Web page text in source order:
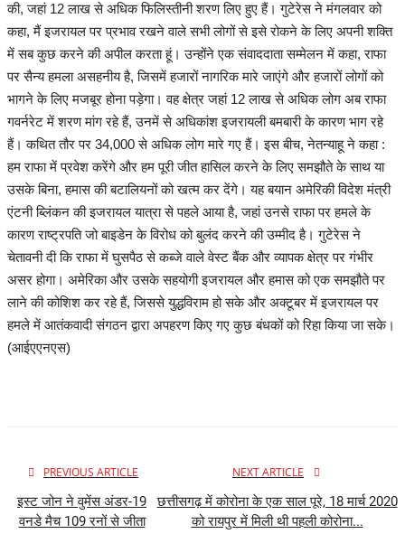
लाइफ स्टाइल
व्यापार
शिक्षा एवं रोजगार
धर्म एवं ज्योतिष
की, जहां 12 लाख से अधिक फिलिस्तीनी शरण लिए हुए हैं। गुटेरेस ने मंगलवार को
कहा, मैं इजरायल पर प्रभाव रखने वाले सभी लोगों से इसे रोकने के लिए अपनी शक्ति
में सब कुछ करने की अपील करता हूं। उन्होंने एक संवाददाता सम्मेलन में कहा, राफा
पर सैन्य हमला असहनीय है, जिसमें हजारों नागरिक मारे जाएंगे और हजारों लोगों को
भागने के लिए मजबूर होना पड़ेगा। वह क्षेत्र जहां 12 लाख से अधिक लोग अब राफा
गवर्नरेट में शरण मांग रहे हैं, उनमें से अधिकांश इजरायली बमबारी के कारण भाग रहे
हैं। कथित तौर पर 34,000 से अधिक लोग मारे गए हैं। इस बीच, नेतन्याहू ने कहा :
हम राफा में प्रवेश करेंगे और हम पूरी जीत हासिल करने के लिए समझौते के साथ या
उसके बिना, हमास की बटालियनों को खत्म कर देंगे। यह बयान अमेरिकी विदेश मंत्री
एंटनी ब्लिंकन की इजरायल यात्रा से पहले आया है, जहां उनसे राफा पर हमले के
कारण राष्ट्रपति जो बाइडेन के विरोध को बुलंद करने की उम्मीद है। गुटेरेस ने
चेतावनी दी कि राफा में घुसपैठ से कब्जे वाले वेस्ट बैंक और व्यापक क्षेत्र पर गंभीर
असर होगा। अमेरिका और उसके सहयोगी इजरायल और हमास को एक समझौते पर
लाने की कोशिश कर रहे हैं, जिससे युद्धविराम हो सके और अक्टूबर में इजरायल पर
हमले में आतंकवादी संगठन द्वारा अपहरण किए गए कुछ बंधकों को रिहा किया जा सके।
(आईएएनएस)
PREVIOUS ARTICLE
इस्ट जोन ने वुमेंस अंडर-19
वनडे मैच 109 रनों से जीता
NEXT ARTICLE
छत्तीसगढ़ में कोरोना के एक साल पूरे, 18 मार्च 2020
को रायपुर में मिली थी पहली कोरोना...